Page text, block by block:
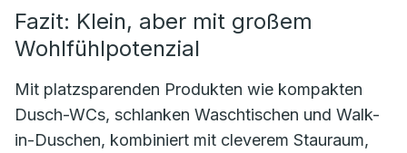
Fazit: Klein, aber mit großem
Wohlfühlpotenzial
Mit platzsparenden Produkten wie kompakten
Dusch-WCs, schlanken Waschtischen und Walk-
in-Duschen, kombiniert mit cleverem Stauraum,